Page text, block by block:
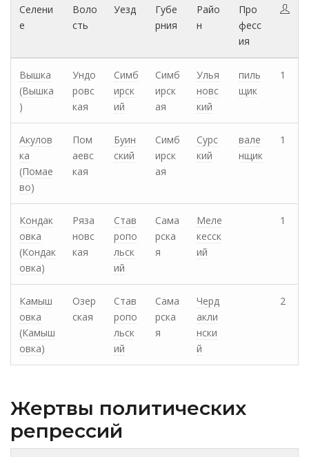
Селени
е
Воло
сть
Уезд
Губе
рния
Райо
н
Про
фесс
ия
Вышка
(Вышка
)
Ундо
ровс
кая
Симб
ирск
ий
Симб
ирск
ая
Улья
новс
кий
пиль
щик
1
Акулов
ка
(Помае
во)
Пом
аевс
кая
Буин
ский
Симб
ирск
ая
Сурс
кий
вале
нщик
1
Кондак
овка
(Кондак
овка)
Ряза
новс
кая
Став
ропо
льск
ий
Сама
рска
я
Меле
кесск
ий
1
Камыш
овка
(Камыш
овка)
Озер
ская
Став
ропо
льск
ий
Сама
рска
я
Черд
акли
нски
й
2
Жертвы политических
репрессий